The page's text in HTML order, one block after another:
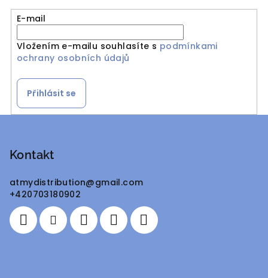
E-mail
Vložením e-mailu souhlasíte s podmínkami
ochrany osobních údajů
Přihlásit se
Kontakt
atmydistribution@gmail.com
+420703180902